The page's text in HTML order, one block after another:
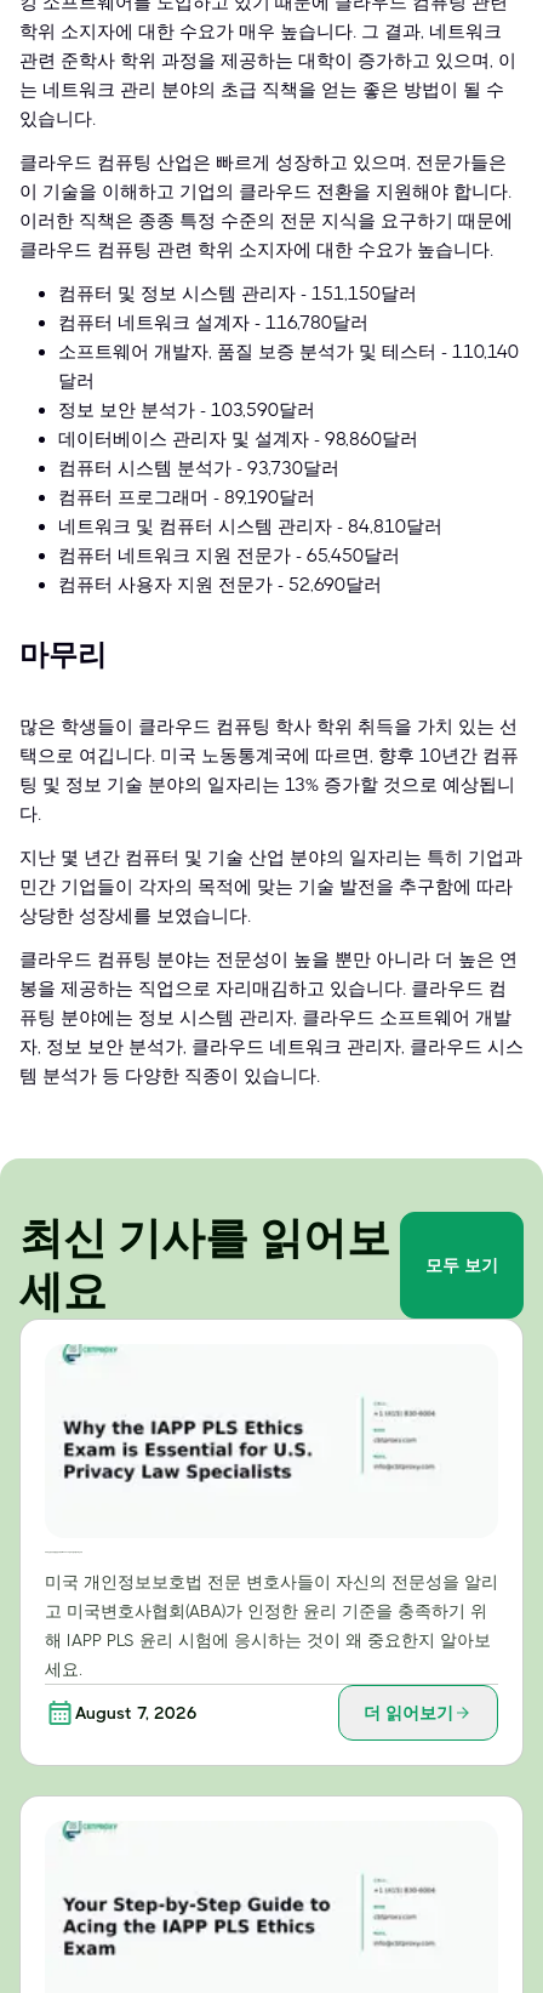
학위 소지자에 대한 수요가 매우 높습니다. 그 결과, 네트워크
관련 준학사 학위 과정을 제공하는 대학이 증가하고 있으며, 이
는 네트워크 관리 분야의 초급 직책을 얻는 좋은 방법이 될 수
있습니다.
클라우드 컴퓨팅 산업은 빠르게 성장하고 있으며, 전문가들은
이 기술을 이해하고 기업의 클라우드 전환을 지원해야 합니다.
이러한 직책은 종종 특정 수준의 전문 지식을 요구하기 때문에
클라우드 컴퓨팅 관련 학위 소지자에 대한 수요가 높습니다.
컴퓨터 및 정보 시스템 관리자 - 151,150달러
컴퓨터 네트워크 설계자 - 116,780달러
소프트웨어 개발자, 품질 보증 분석가 및 테스터 - 110,140
달러
정보 보안 분석가 - 103,590달러
데이터베이스 관리자 및 설계자 - 98,860달러
컴퓨터 시스템 분석가 - 93,730달러
컴퓨터 프로그래머 - 89,190달러
네트워크 및 컴퓨터 시스템 관리자 - 84,810달러
컴퓨터 네트워크 지원 전문가 - 65,450달러
컴퓨터 사용자 지원 전문가 - 52,690달러
마무리
많은 학생들이 클라우드 컴퓨팅 학사 학위 취득을 가치 있는 선
택으로 여깁니다. 미국 노동통계국에 따르면, 향후 10년간 컴퓨
팅 및 정보 기술 분야의 일자리는 13% 증가할 것으로 예상됩니
다.
지난 몇 년간 컴퓨터 및 기술 산업 분야의 일자리는 특히 기업과
민간 기업들이 각자의 목적에 맞는 기술 발전을 추구함에 따라
상당한 성장세를 보였습니다.
클라우드 컴퓨팅 분야는 전문성이 높을 뿐만 아니라 더 높은 연
봉을 제공하는 직업으로 자리매김하고 있습니다. 클라우드 컴
퓨팅 분야에는 정보 시스템 관리자, 클라우드 소프트웨어 개발
자, 정보 보안 분석가, 클라우드 네트워크 관리자, 클라우드 시스
템 분석가 등 다양한 직종이 있습니다.
최신 기사를 읽어보
세요
모두 보기
미국 개인정보보호법 전문 변호사들이 자신의 전문성을 알리
고 미국변호사협회(ABA)가 인정한 윤리 기준을 충족하기 위
해 IAPP PLS 윤리 시험에 응시하는 것이 왜 중요한지 알아보
세요.
August 7, 2026 더 읽어보기